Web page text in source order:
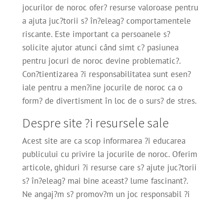
jocurilor de noroc ofer? resurse valoroase pentru
a ajuta juc?torii s? în?eleag? comportamentele
riscante. Este important ca persoanele s?
solicite ajutor atunci când simt c? pasiunea
pentru jocuri de noroc devine problematic?.
Con?tientizarea ?i responsabilitatea sunt esen?
iale pentru a men?ine jocurile de noroc ca o
form? de divertisment în loc de o surs? de stres.
Despre site ?i resursele sale
Acest site are ca scop informarea ?i educarea
publicului cu privire la jocurile de noroc. Oferim
articole, ghiduri ?i resurse care s? ajute juc?torii
s? în?eleag? mai bine aceast? lume fascinant?.
Ne angaj?m s? promov?m un joc responsabil ?i